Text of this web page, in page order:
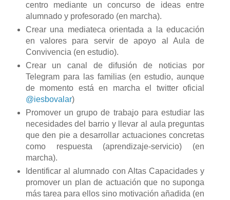
centro mediante un concurso de ideas entre
alumnado y profesorado (en marcha).
Crear una mediateca orientada a la educación
en valores para servir de apoyo al Aula de
Convivencia (en estudio).
Crear un canal de difusión de noticias por
Telegram para las familias (en estudio, aunque
de momento está en marcha el twitter oficial
@iesbovalar)
Promover un grupo de trabajo para estudiar las
necesidades del barrio y llevar al aula preguntas
que den pie a desarrollar actuaciones concretas
como respuesta (aprendizaje-servicio) (en
marcha).
Identificar al alumnado con Altas Capacidades y
promover un plan de actuación que no suponga
más tarea para ellos sino motivación añadida (en